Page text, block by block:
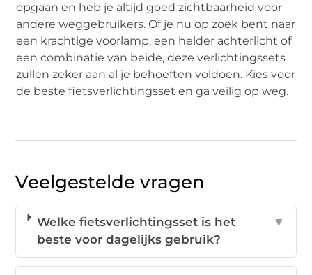
opgaan en heb je altijd goed zichtbaarheid voor
andere weggebruikers. Of je nu op zoek bent naar
een krachtige voorlamp, een helder achterlicht of
een combinatie van beide, deze verlichtingssets
zullen zeker aan al je behoeften voldoen. Kies voor
de beste fietsverlichtingsset en ga veilig op weg.
Veelgestelde vragen
Welke fietsverlichtingsset is het
beste voor dagelijks gebruik?
▼